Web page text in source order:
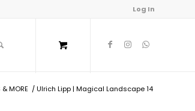
Log In
& MORE /Ulrich Lipp | Magical Landscape 14